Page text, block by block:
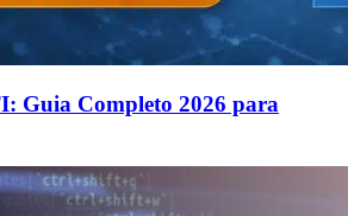
Guia Completo 2026 para